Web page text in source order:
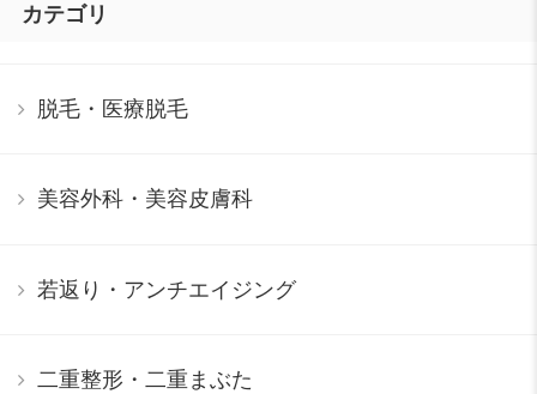
カテゴリ
脱毛・医療脱毛
美容外科・美容皮膚科
若返り・アンチエイジング
二重整形・二重まぶた